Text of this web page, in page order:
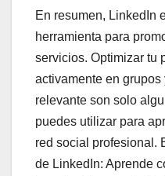
En resumen, LinkedIn
herramienta para
servicios. Optimizar tu
activamente en
relevante son solo
puedes utilizar para
red social profesional.
de LinkedIn: Aprende